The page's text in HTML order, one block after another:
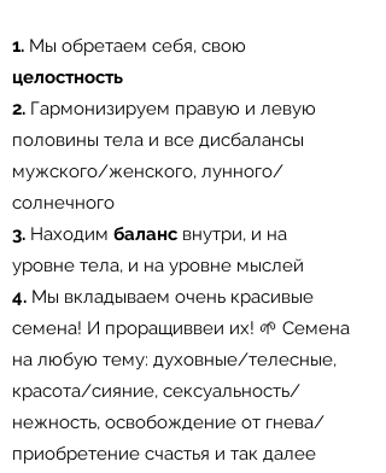
1. Мы обретаем себя, свою
целостность
2. Гармонизируем правую и левую
половины тела и все дисбалансы
мужского/женского, лунного/
солнечного⠀
3. Находим баланс внутри, и на
уровне тела, и на уровне мыслей⠀
4. Мы вкладываем очень красивые
семена! И проращиввеи их! 🌱 Семена
на любую тему: духовные/телесные,
красота/сияние, сексуальность/
нежность, освобождение от гнева/
приобретение счастья и так далее⠀